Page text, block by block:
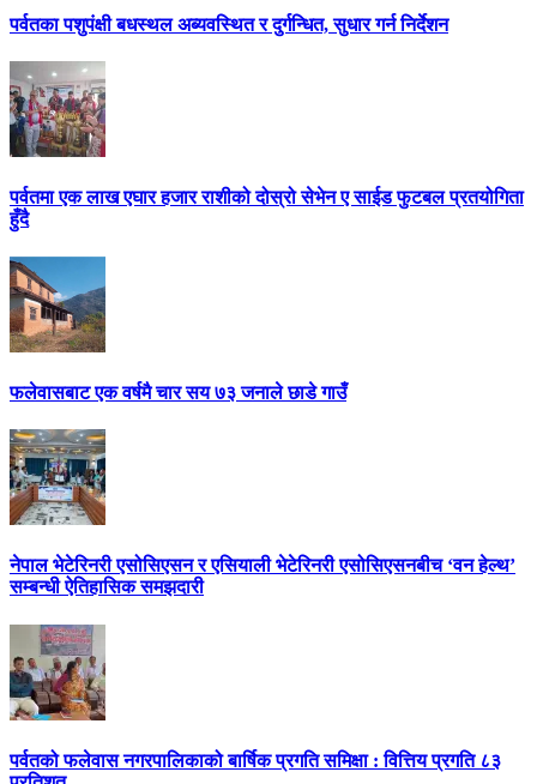
पर्वतका पशुपंक्षी बधस्थल अब्यवस्थित र दुर्गन्धित, सुधार गर्न निर्देशन
पर्वतमा एक लाख एघार हजार राशीको दोस्रो सेभेन ए साईड फुटबल प्रतयोगिता
हुँदै
फलेवासबाट एक वर्षमै चार सय ७३ जनाले छाडे गाउँ
नेपाल भेटेरिनरी एसोसिएसन र एसियाली भेटेरिनरी एसोसिएसनबीच ‘वन हेल्थ’
सम्बन्धी ऐतिहासिक समझदारी
पर्वतको फलेवास नगरपालिकाको बार्षिक प्रगति समिक्षा : वित्तिय प्रगति ८३